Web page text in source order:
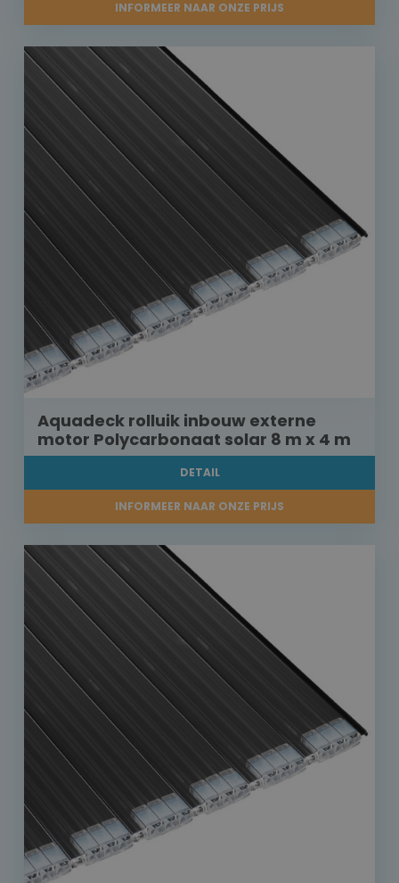
INFORMEER NAAR ONZE PRIJS
Aquadeck rolluik inbouw externe
motor Polycarbonaat solar 8 m x 4 m
DETAIL
INFORMEER NAAR ONZE PRIJS